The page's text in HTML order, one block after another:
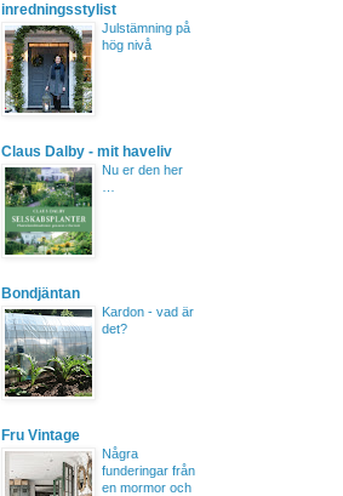
inredningsstylist
Julstämning på
hög nivå
Claus Dalby - mit haveliv
Nu er den her
Bondjäntan
Kardon - vad är
det?
Fru Vintage
Några
funderingar från
en mormor och